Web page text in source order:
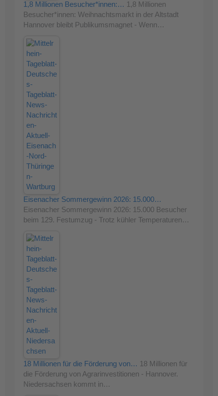
1,8 Millionen Besucher*innen:… 1,8 Millionen
Besucher*innen: Weihnachtsmarkt in der Altstadt
Hannover bleibt Publikumsmagnet - Wenn…
Eisenacher Sommergewinn 2026: 15.000…
Eisenacher Sommergewinn 2026: 15.000 Besucher
beim 129. Festumzug - Trotz kühler Temperaturen…
18 Millionen für die Förderung von… 18 Millionen für
die Förderung von Agrarinvestitionen - Hannover.
Niedersachsen kommt in…